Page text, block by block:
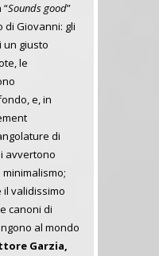
Sounds good”
Giovanni: gli
un giusto
le
e, in
di
avvertono
il validissimo
canoni di
al mondo
Garzia,